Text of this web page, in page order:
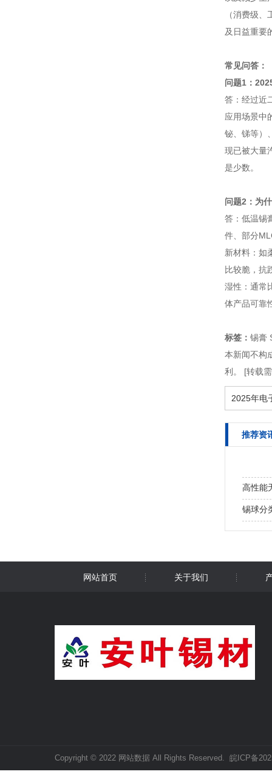
（消费级
及日益重要
常见问答：
问题1：
答：经过近
应用场景中
铋、锑等）
现已被大量
是少数。
问题2：为
答：低温锡
件、部分
新材料：如
比较脆，抗
湿性：通常
体产品可靠
标签： 锡膏
本新闻不构
利。 [转载
2025年电
推荐资
高性能
锡球分
安叶高
网站首页 关于我们
Copyright © 2022 网站数据 All Rights Reserved. 皖ICP备